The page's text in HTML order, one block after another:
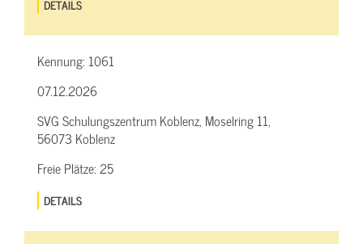
DETAILS
Kennung: 1061
07.12.2026
SVG Schulungszentrum Koblenz, Moselring 11,
56073 Koblenz
Freie Plätze:25
DETAILS